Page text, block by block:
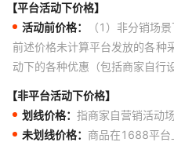
【平台活动下价格】
活动前价格：
（1）非分销场
前述价格未计算平台发放的各种
动下的各种优惠（包括商家自行
【非平台活动下价格】
划线价格： 指商家自营销活动
未划线价格： 商品在1688平台